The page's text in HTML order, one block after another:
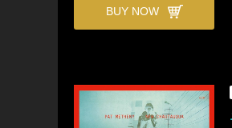
BUY NOW